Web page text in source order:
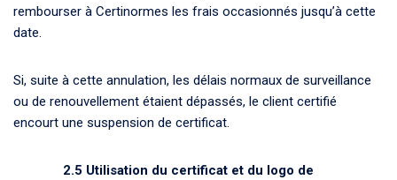
rembourser à Certinormes les frais occasionnés jusqu’à cette
date.
Si, suite à cette annulation, les délais normaux de surveillance
ou de renouvellement étaient dépassés, le client certifié
encourt une suspension de certificat.
2.5 Utilisation du certificat et du logo de